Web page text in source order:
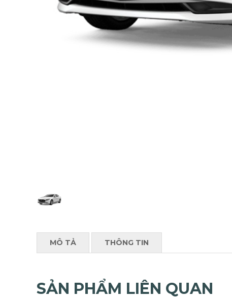
MÔ TẢ THÔNG TIN
SẢN PHẨM LIÊN QUAN